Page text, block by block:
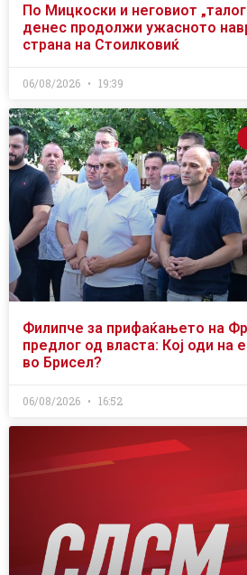
По Мицкоски и неговиот
денес продолжи ужасното
страна на Стоилковиќ
06/08/2026 19:39
Филипче за прифаќањето на
предлог од власта: Кој оди на
во Брисел?
06/08/2026 16:52